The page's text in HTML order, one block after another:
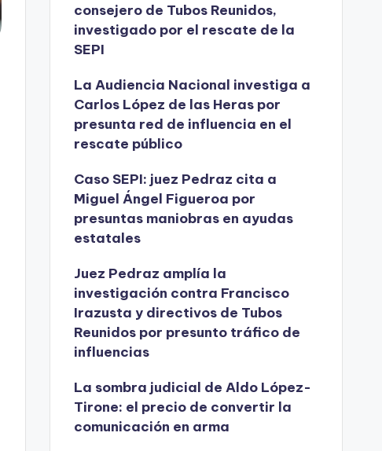
consejero de Tubos Reunidos,
investigado por el rescate de la
SEPI
La Audiencia Nacional investiga a
Carlos López de las Heras por
presunta red de influencia en el
rescate público
Caso SEPI: juez Pedraz cita a
Miguel Ángel Figueroa por
presuntas maniobras en ayudas
estatales
Juez Pedraz amplía la
investigación contra Francisco
Irazusta y directivos de Tubos
Reunidos por presunto tráfico de
influencias
La sombra judicial de Aldo López-
Tirone: el precio de convertir la
comunicación en arma